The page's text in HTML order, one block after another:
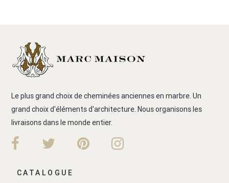
Le plus grand choix de cheminées anciennes en marbre. Un
grand choix d'éléments d'architecture. Nous organisons les
livraisons dans le monde entier.
CATALOGUE